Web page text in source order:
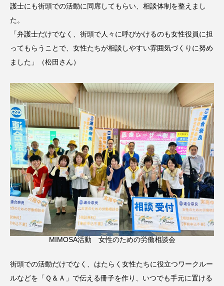
護士にも街頭での活動に同席してもらい、相談体制を整えまし
た。
「弁護士だけでなく、街頭で人々に呼びかけるのも女性役員に担
ってもらうことで、女性たちが相談しやすい雰囲気づくりに努め
ました」（松田さん）
MIMOSA活動 女性のための労働相談会
街頭での活動だけでなく、はたらく女性たちに役立つワークルー
ルなどを「Ｑ＆Ａ」で伝える冊子を作り、いつでも手元に置ける